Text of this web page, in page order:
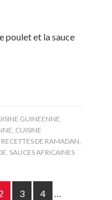
poulet et la sauce
GUINEENNE,
, CUISINE
RECETTES DE RAMADAN,
, SAUCES AFRICAINES
3 4 …